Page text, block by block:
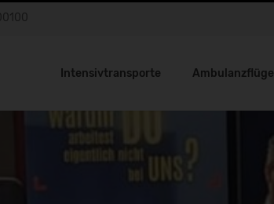
Intensivtransporte Ambulanzflüge